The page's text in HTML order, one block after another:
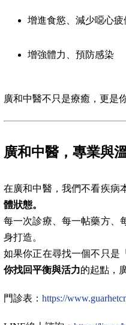
增進食慾、減少噁心疲
增強體力、預防感染
廣和中醫不只是療癒，更是
廣和中醫，專業與
在廣和中醫，我們不看疾病
體狀態。
每一次診療、每一帖藥方、
身打造。
如果你正在尋找一個不只是
你找回平衡與活力的起點，
門診表： https://